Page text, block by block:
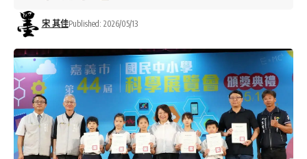
宋 其佳Published: 2026/05/13